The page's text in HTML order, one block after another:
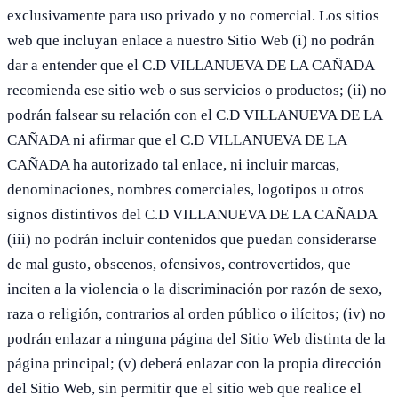
exclusivamente para uso privado y no comercial. Los sitios
web que incluyan enlace a nuestro Sitio Web (i) no podrán
dar a entender que el C.D VILLANUEVA DE LA CAÑADA
recomienda ese sitio web o sus servicios o productos; (ii) no
podrán falsear su relación con el C.D VILLANUEVA DE LA
CAÑADA ni afirmar que el C.D VILLANUEVA DE LA
CAÑADA ha autorizado tal enlace, ni incluir marcas,
denominaciones, nombres comerciales, logotipos u otros
signos distintivos del C.D VILLANUEVA DE LA CAÑADA
(iii) no podrán incluir contenidos que puedan considerarse
de mal gusto, obscenos, ofensivos, controvertidos, que
inciten a la violencia o la discriminación por razón de sexo,
raza o religión, contrarios al orden público o ilícitos; (iv) no
podrán enlazar a ninguna página del Sitio Web distinta de la
página principal; (v) deberá enlazar con la propia dirección
del Sitio Web, sin permitir que el sitio web que realice el